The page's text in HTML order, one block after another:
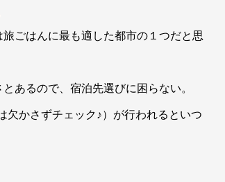
ごはんに最も適した都市の１つだと思
あるので、宿泊先選びに困らない。
欠かさずチェック♪）が行われるといつ